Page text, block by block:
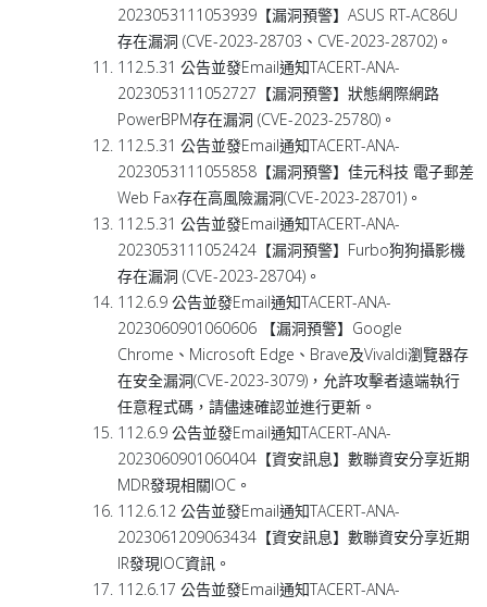
2023053111053939【漏洞預警】ASUS RT-AC86U
存在漏洞 (CVE-2023-28703、CVE-2023-28702)。
112.5.31 公告並發Email通知TACERT-ANA-
2023053111052727【漏洞預警】狀態網際網路
PowerBPM存在漏洞 (CVE-2023-25780)。
112.5.31 公告並發Email通知TACERT-ANA-
2023053111055858【漏洞預警】佳元科技 電子郵差
Web Fax存在高風險漏洞(CVE-2023-28701)。
112.5.31 公告並發Email通知TACERT-ANA-
2023053111052424【漏洞預警】Furbo狗狗攝影機
存在漏洞 (CVE-2023-28704)。
112.6.9 公告並發Email通知TACERT-ANA-
2023060901060606 【漏洞預警】Google
Chrome、Microsoft Edge、Brave及Vivaldi瀏覽器存
在安全漏洞(CVE-2023-3079)，允許攻擊者遠端執行
任意程式碼，請儘速確認並進行更新。
112.6.9 公告並發Email通知TACERT-ANA-
2023060901060404【資安訊息】數聯資安分享近期
MDR發現相關IOC。
112.6.12 公告並發Email通知TACERT-ANA-
2023061209063434【資安訊息】數聯資安分享近期
IR發現IOC資訊。
112.6.17 公告並發Email通知TACERT-ANA-